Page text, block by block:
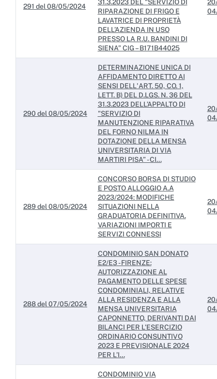
291 del 08/05/2024
31.3.2023 DEL "SERVIZIO DI
RIPARAZIONE DI FRIGO E
LAVATRICE DI PROPRIETÀ
DELL’AZIENDA IN USO
PRESSO LA R.U. BANDINI DI
SIENA” CIG – B171B44025
290 del 08/05/2024
DETERMINAZIONE UNICA DI
AFFIDAMENTO DIRETTO AI
SENSI DELL'ART. 50, CO. 1,
LETT. B) DEL D.LGS. N. 36 DEL
31.3.2023 DELL’APPALTO DI
"SERVIZIO DI
MANUTENZIONE RIPARATIVA
DEL FORNO NILMA IN
DOTAZIONE DELLA MENSA
UNIVERSITARIA DI VIA
MARTIRI PISA” - CI...
289 del 08/05/2024
CONCORSO BORSA DI STUDIO
E POSTO ALLOGGIO A.A
2023/2024: MODIFICHE
SITUAZIONI NELLA
GRADUATORIA DEFINITIVA.
VARIAZIONI IMPORTI E
SERVIZI CONNESSI
288 del 07/05/2024
CONDOMINIO SAN DONATO
E2/E3 - FIRENZE:
AUTORIZZAZIONE AL
PAGAMENTO DELLE SPESE
CONDOMINIALI, RELATIVE
ALLA RESIDENZA E ALLA
MENSA UNIVERSITARIA
CAPONNETTO, DERIVANTI DAI
BILANCI PER L’ESERCIZIO
ORDINARIO CONSUNTIVO
2023 E PREVISIONALE 2024
PER L’I...
CONDOMINIO VIA